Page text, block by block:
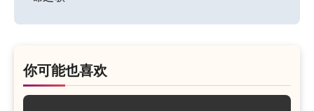
导
你可能也喜欢